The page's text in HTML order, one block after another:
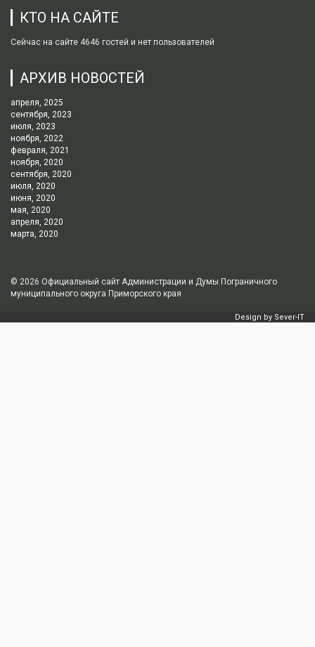
КТО НА САЙТЕ
Сейчас на сайте 4646 гостей и нет пользователей
АРХИВ НОВОСТЕЙ
апреля, 2025
сентября, 2023
июля, 2023
ноября, 2022
февраля, 2021
ноября, 2020
сентября, 2020
июля, 2020
июня, 2020
мая, 2020
апреля, 2020
марта, 2020
© 2026 Официальный сайт Администрации и Думы Пограничного
муниципального округа Приморского края
Design by Sever-IT